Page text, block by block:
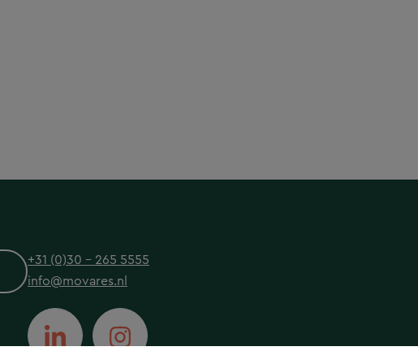
+31 (0)30 - 265 5555
info@movares.nl